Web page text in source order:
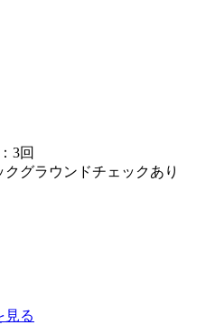
3回
グラウンドチェックあり
見る